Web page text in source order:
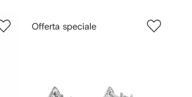
Offerta speciale